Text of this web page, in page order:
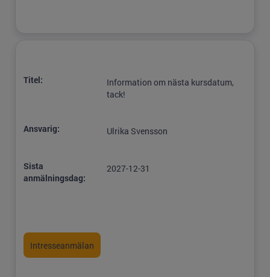
Titel:
Information om nästa kursdatum,
tack!
Ansvarig: Ulrika Svensson
Sista
anmälningsdag:
2027-12-31